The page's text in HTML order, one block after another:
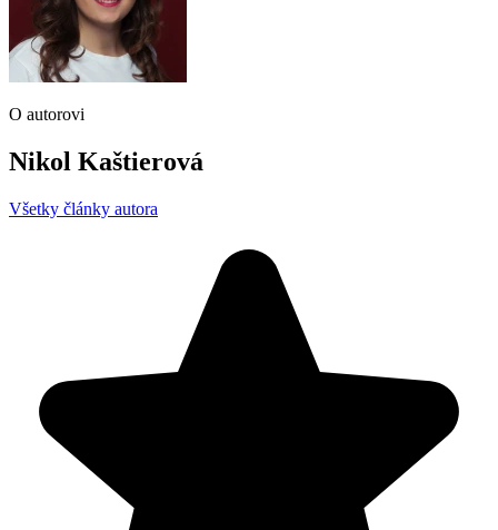
O autorovi
Nikol Kaštierová
Všetky články autora